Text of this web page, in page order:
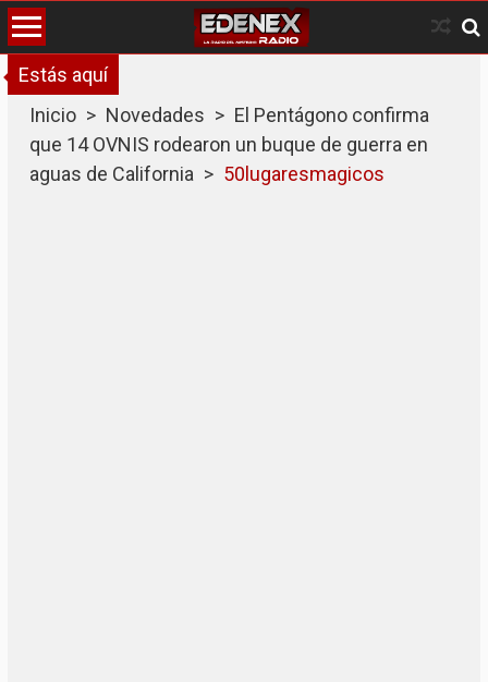
Skip
to
content
Estás aquí
Inicio > Novedades > El Pentágono confirma
que 14 OVNIS rodearon un buque de guerra en
aguas de California > 50lugaresmagicos